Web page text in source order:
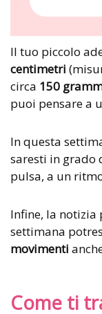
Il tuo piccolo
centimetri
circa 150
puoi pensare a
In questa
saresti in grado
pulsa, a un
Infine, la notizia
settimana
movimenti
Come ti